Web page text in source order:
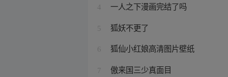
4 一人之下漫画完结了吗
5 狐妖不更了
6 狐仙小红娘高清图片壁纸
7 傲来国三少真面目